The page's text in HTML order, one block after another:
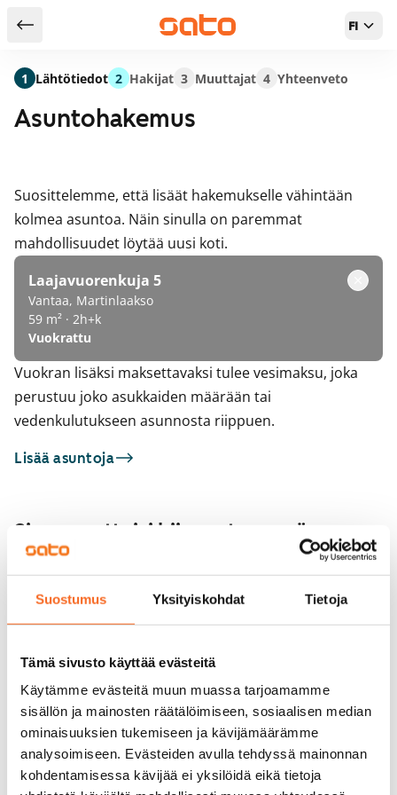
Suostumus Yksityiskohdat Tietoja
Tämä sivusto käyttää evästeitä
Käytämme evästeitä muun muassa tarjoamamme
sisällön ja mainosten räätälöimiseen, sosiaalisen median
ominaisuuksien tukemiseen ja kävijämäärämme
analysoimiseen. Evästeiden avulla tehdyssä mainonnan
kohdentamisessa kävijää ei yksilöidä eikä tietoja
Takaisin hakutuloksiin FI
Asuntohakemus
Suosittelemme, että lisäät hakemukselle vähintään
kolmea asuntoa. Näin sinulla on paremmat
mahdollisuudet löytää uusi koti.
Laajavuorenkuja 5
Vantaa, Martinlaakso
59 m² · 2h+k
Vuokrattu
Vuokran lisäksi maksettavaksi tulee vesimaksu, joka
perustuu joko asukkaiden määrään tai
vedenkulutukseen asunnosta riippuen.
Lisää asuntoja
Sinua saattaisi kiinnostaa myös
Vantaa, Martinlaakso
54 m² · 2h+k
Seniorille
Kivivuorentie 8
Vapautumassa 1.9.
1 Lähtötiedot 2 Hakijat 3 Muuttajat 4 Yhteenveto